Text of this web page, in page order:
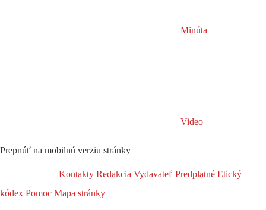
Minúta
Video
Prepnúť na mobilnú verziu stránky
Kontakty Redakcia Vydavateľ Predplatné Etický
kódex Pomoc Mapa stránky